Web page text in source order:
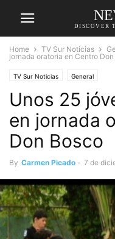
DISCOVER
Home TV Sur Noticias
jornada oratoria en Centro
TV Sur Noticias General
Unos 25
en jornada
Don Bosco
By Carmen Picado - 7 de